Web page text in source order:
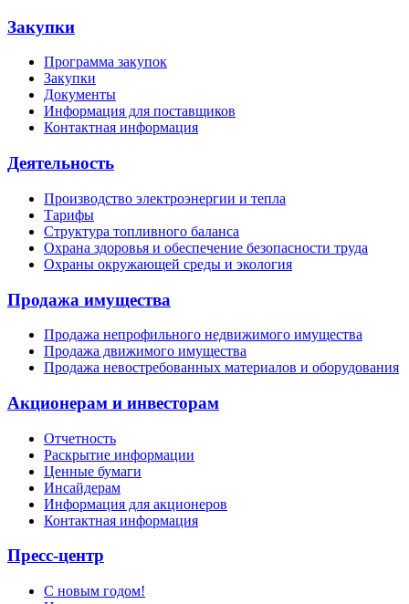
Закупки
Программа закупок
Закупки
Документы
Информация для поставщиков
Контактная информация
Деятельность
Производство электроэнергии и тепла
Тарифы
Структура топливного баланса
Охрана здоровья и обеспечение безопасности труда
Охраны окружающей среды и экология
Продажа имущества
Продажа непрофильного недвижимого имущества
Продажа движимого имущества
Продажа невостребованных материалов и оборудования
Акционерам и инвесторам
Отчетность
Раскрытие информации
Ценные бумаги
Инсайдерам
Информация для акционеров
Контактная информация
Пресс-центр
С новым годом!